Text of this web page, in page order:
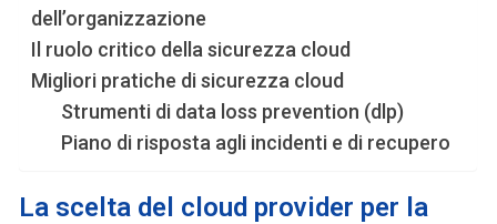
dell’organizzazione
Il ruolo critico della sicurezza cloud
Migliori pratiche di sicurezza cloud
Strumenti di data loss prevention (dlp)
Piano di risposta agli incidenti e di recupero
La scelta del cloud provider per la